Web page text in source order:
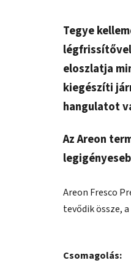
Tegye
eloszlatja
kiegészíti
hangulatot
Az Areon
Areon Fresco
tevődik össze,
Csomagolás: